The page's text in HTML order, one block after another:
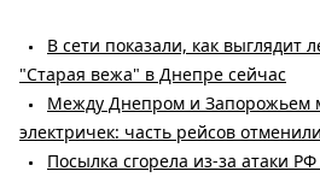
В сети показали, как выглядит
"Старая вежа" в Днепре сейчас
Между Днепром и Запорожьем
электричек: часть рейсов отменили
Посылка сгорела из-за атаки